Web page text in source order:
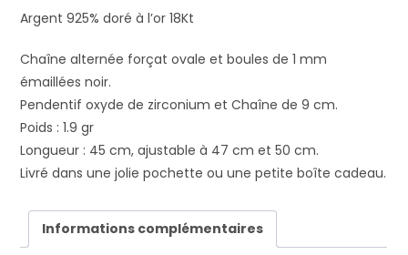
Argent 925% doré à l’or 18Kt
Chaîne alternée forçat ovale et boules de 1 mm
émaillées noir.
Pendentif oxyde de zirconium et Chaîne de 9 cm.
Poids : 1.9 gr
Longueur : 45 cm, ajustable à 47 cm et 50 cm.
Livré dans une jolie pochette ou une petite boîte cadeau.
Informations complémentaires